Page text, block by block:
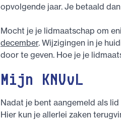
opvolgende jaar. Je betaald
Mocht je je lidmaatschap om
december. Wijzigingen in je
door te geven. Hoe je je
Mijn KNVvL
Nadat je bent aangemeld als
Hier kun je allerlei zaken